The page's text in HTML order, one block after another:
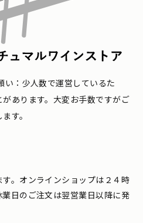
い：少人数で運営しているた
あります。大変お手数ですがご
す。
。オンラインショップは２４時
日のご注文は翌営業日以降に発